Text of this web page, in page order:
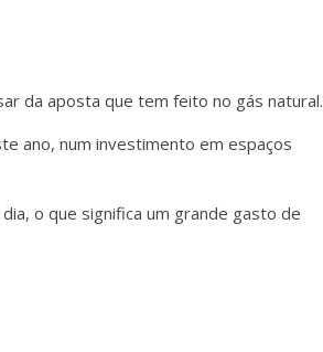
da aposta que tem feito no gás natural.
ano, num investimento em espaços
o que significa um grande gasto de